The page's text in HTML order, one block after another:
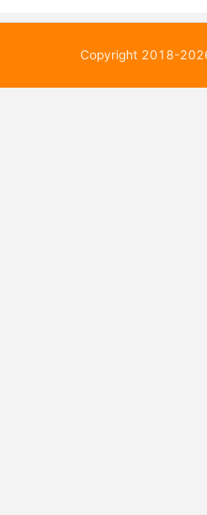
Copyright 2018-